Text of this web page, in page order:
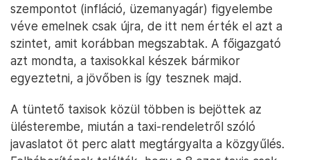
szempontot (infláció, üzemanyagár) figyelembe
véve emelnek csak újra, de itt nem érték el azt a
szintet, amit korábban megszabtak. A főigazgató
azt mondta, a taxisokkal készek bármikor
egyeztetni, a jövőben is így tesznek majd.
A tüntető taxisok közül többen is bejöttek az
ülésterembe, miután a taxi-rendeletről szóló
javaslatot öt perc alatt megtárgyalta a közgyűlés.